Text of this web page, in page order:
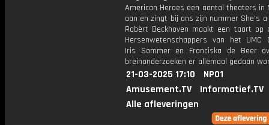
American Heroes een aantal theaters in
aan en zingt bij ons zijn nummer She's
Robèrt Beckhoven maakt een taart op
Hersenwetenschappers van het UMC
Iris Sommer en Franciska de Beer
breinonderzoeken er allemaal gedaan
21-03-2025 17:10
NPO1
Amusement.TV
Informatief.TV
Alle afleveringen